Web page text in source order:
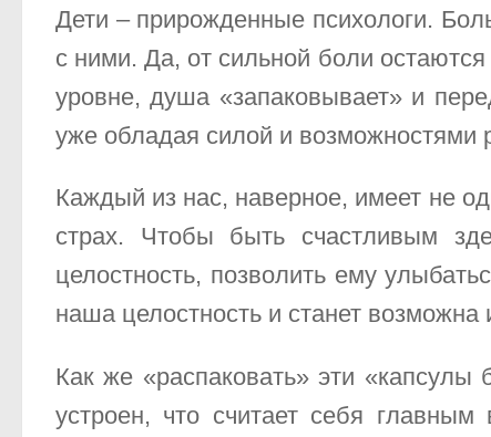
Дети – прирожденные психологи.
с ними. Да, от сильной боли
уровне, душа «запаковывает» и
уже обладая силой и возможностями
Каждый из нас, наверное, имеет не
страх. Чтобы быть счастливым
целостность, позволить ему
наша целостность и станет
Как же «распаковать» эти
устроен, что считает себя